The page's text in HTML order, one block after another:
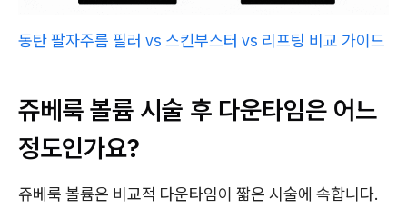
동탄 팔자주름 필러 vs 스킨부스터 vs 리프팅 비교 가이드
쥬베룩 볼륨 시술 후 다운타임은 어느
정도인가요?
쥬베룩 볼륨은 비교적 다운타임이 짧은 시술에 속합니다.